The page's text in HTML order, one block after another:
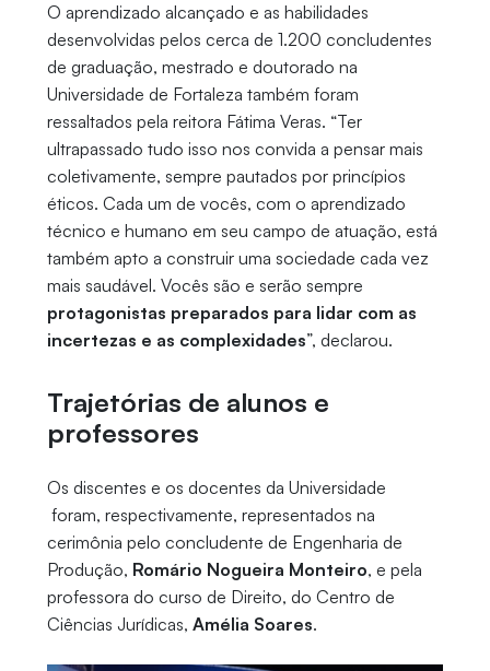
O aprendizado alcançado e as habilidades
desenvolvidas pelos cerca de 1.200 concludentes
de graduação, mestrado e doutorado na
Universidade de Fortaleza também foram
ressaltados pela reitora Fátima Veras. “Ter
ultrapassado tudo isso nos convida a pensar mais
coletivamente, sempre pautados por princípios
éticos. Cada um de vocês, com o aprendizado
técnico e humano em seu campo de atuação, está
também apto a construir uma sociedade cada vez
mais saudável. Vocês são e serão sempre
protagonistas preparados para lidar com as
incertezas e as complexidades”, declarou.
Trajetórias de alunos e
professores
Os discentes e os docentes da Universidade
foram, respectivamente, representados na
cerimônia pelo concludente de Engenharia de
Produção, Romário Nogueira Monteiro, e pela
professora do curso de Direito, do Centro de
Ciências Jurídicas, Amélia Soares.